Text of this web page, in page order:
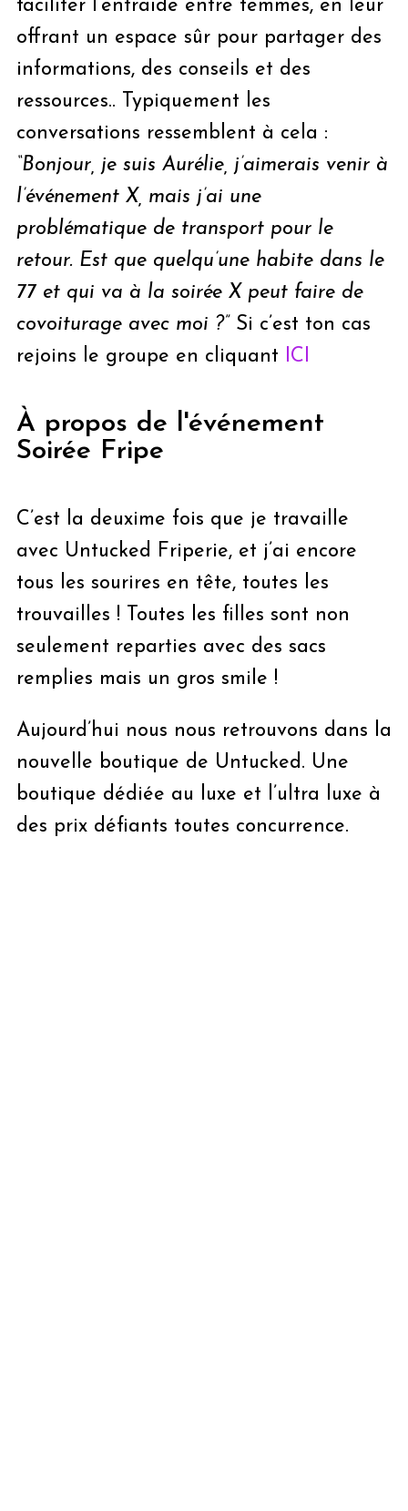
faciliter l’entraide entre femmes, en leur
offrant un espace sûr pour partager des
informations, des conseils et des
ressources.. Typiquement les
conversations ressemblent à cela :
“Bonjour, je suis Aurélie, j’aimerais venir à
l’événement X, mais j’ai une
problématique de transport pour le
retour. Est que quelqu’une habite dans le
77 et qui va à la soirée X peut faire de
covoiturage avec moi ?” Si c’est ton cas
rejoins le groupe en cliquant ICI
À propos de l'événement
Soirée Fripe
C’est la deuxime fois que je travaille
avec Untucked Friperie, et j’ai encore
tous les sourires en tête, toutes les
trouvailles ! Toutes les filles sont non
seulement reparties avec des sacs
remplies mais un gros smile !
Aujourd’hui nous nous retrouvons dans la
nouvelle boutique de Untucked. Une
boutique dédiée au luxe et l’ultra luxe à
des prix défiants toutes concurrence.